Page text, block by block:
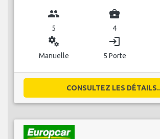
group
5
business_center
4
miscellaneous_services
Manuelle
login
5 Porte
CONSULTEZ LES